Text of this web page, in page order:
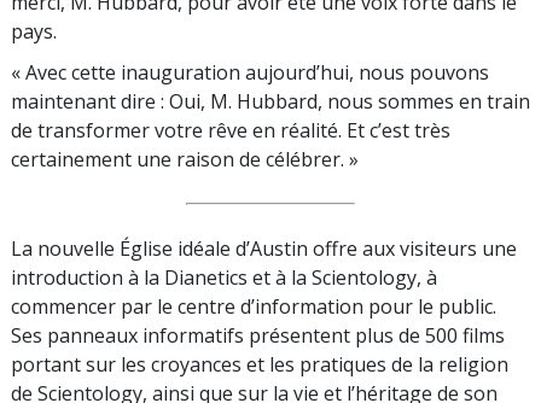
pays.
« Avec cette inauguration aujourd’hui, nous pouvons
maintenant dire : Oui, M. Hubbard, nous sommes en train
de transformer votre rêve en réalité. Et c’est très
certainement une raison de célébrer. »
La nouvelle Église idéale d’Austin offre aux visiteurs une
introduction à la Dianetics et à la Scientology, à
commencer par le centre d’information pour le public.
Ses panneaux informatifs présentent plus de 500 films
portant sur les croyances et les pratiques de la religion
de Scientology, ainsi que sur la vie et l’héritage de son